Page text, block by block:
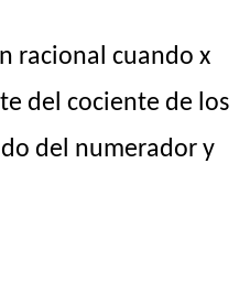
racional cuando x
del cociente de los
del numerador y